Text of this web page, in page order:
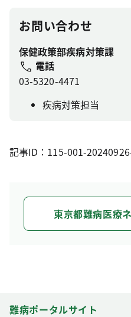
お問い合わせ
保健政策部疾病対策課
電話
03-5320-4471
疾病対策担当
記事ID：115-001-
東京都難病医療
難病ポータルサイト